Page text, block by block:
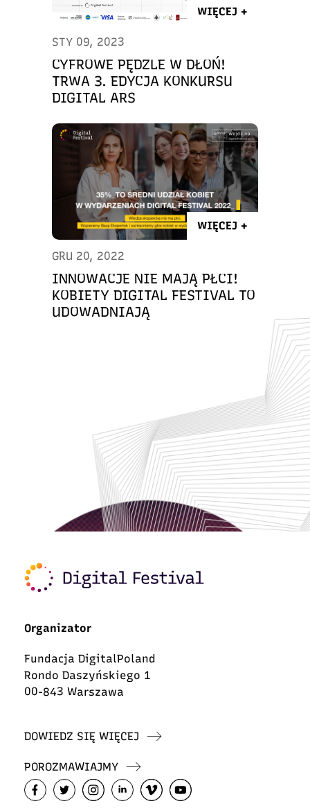
WIĘCEJ +
STY 09, 2023
CYFROWE PĘDZLE W DŁOŃ!
TRWA 3. EDYCJA KONKURSU
DIGITAL ARS
WIĘCEJ +
GRU 20, 2022
INNOWACJE NIE MAJĄ PŁCI!
KOBIETY DIGITAL FESTIVAL TO
UDOWADNIAJĄ
Organizator
Fundacja DigitalPoland
Rondo Daszyńskiego 1
00-843 Warszawa
DOWIEDZ SIĘ WIĘCEJ
POROZMAWIAJMY